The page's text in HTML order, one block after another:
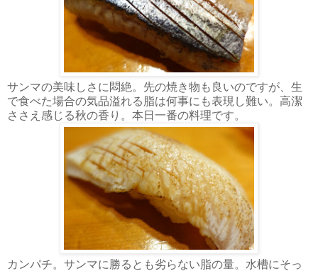
サンマの美味しさに悶絶。先の焼き物も良いのですが、生
で食べた場合の気品溢れる脂は何事にも表現し難い。高潔
ささえ感じる秋の香り。本日一番の料理です。
カンパチ。サンマに勝るとも劣らない脂の量。水槽にそっ